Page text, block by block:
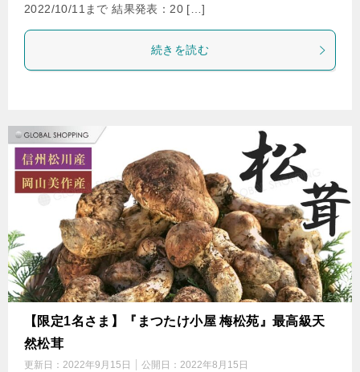
2022/10/11まで 結果発表：20 […]
続きを読む
【限定1名さま】『まつたけ小屋 梅松苑』最高級天
然松茸
更新日： 2022年9月15日 公開日： 2022年8月15日